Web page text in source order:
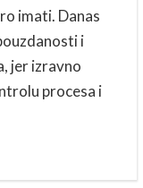
imati. Danas
i
jer izravno
procesa i